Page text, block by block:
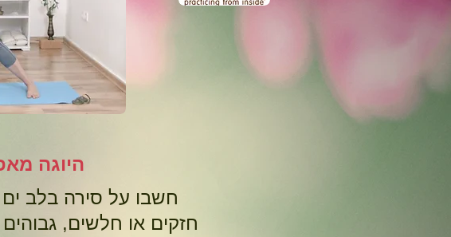
חשבו על סירה בלב
חזקים או חלשים,
היוגה